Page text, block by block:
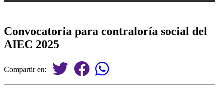
Convocatoria para contraloría social del
AIEC 2025
Compartir en: